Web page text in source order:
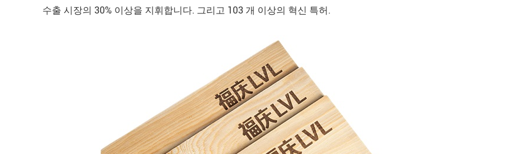
수출 시장의 30% 이상을 지휘합니다. 그리고 103 개 이상의 혁신 특허.